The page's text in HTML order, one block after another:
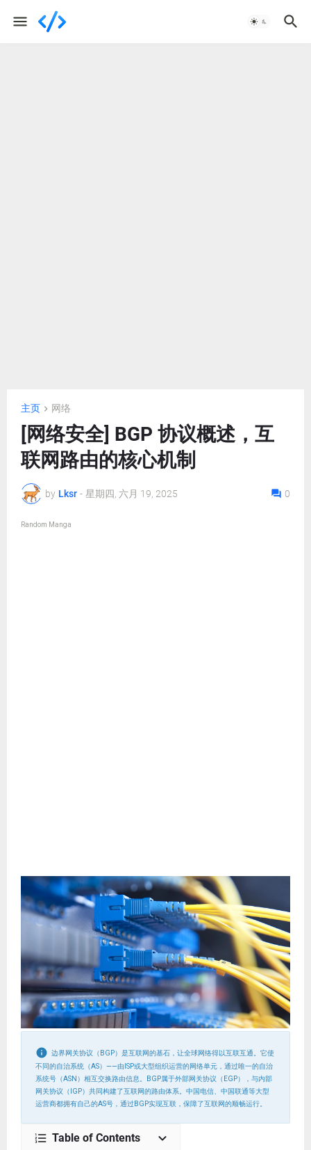
主页 网络
[网络安全] BGP 协议概述，互
联网路由的核心机制
by Lksr - 星期四, 六月 19, 2025 0
Random Manga
边界网关协议（BGP）是互联网的基石，让全球网络得以互联互通。它使
不同的自治系统（AS）——由ISP或大型组织运营的网络单元，通过唯一的自治
系统号（ASN）相互交换路由信息。BGP属于外部网关协议（EGP），与内部
网关协议（IGP）共同构建了互联网的路由体系。中国电信、中国联通等大型
运营商都拥有自己的AS号，通过BGP实现互联，保障了互联网的顺畅运行。
Table of Contents